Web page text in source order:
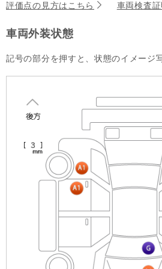
評価点の見方はこちら 車両検査
車両外装状態
記号の部分を押すと、状態のイメージ